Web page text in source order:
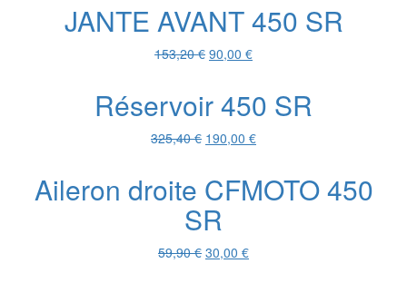
était :
est :
JANTE AVANT 450 SR
153,20€ Le
était :
90,00 €Le
est :
Réservoir 450 SR
325,40€ Le
était :
325,40 €.
190,00 €Le
est :
Aileron droite CFMOTO 450
SR
59,90€ Le
30,00 €Le